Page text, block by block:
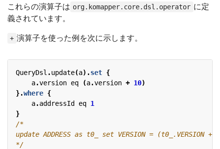
これらの演算子は org.komapper.core.dsl.operator に定
義されています。
+ 演算子を使った例を次に示します。
QueryDsl .update(a).set {
a.version eq (a.version + 10)
}.where {
a.addressId eq 1
}
*/